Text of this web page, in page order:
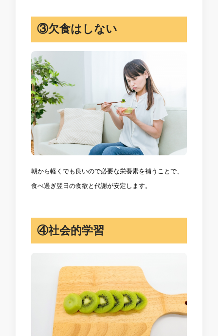
③欠食はしない
朝から軽くでも良いので必要な栄養素を補うことで、
食べ過ぎ翌日の食欲と代謝が安定します。
④社会的学習